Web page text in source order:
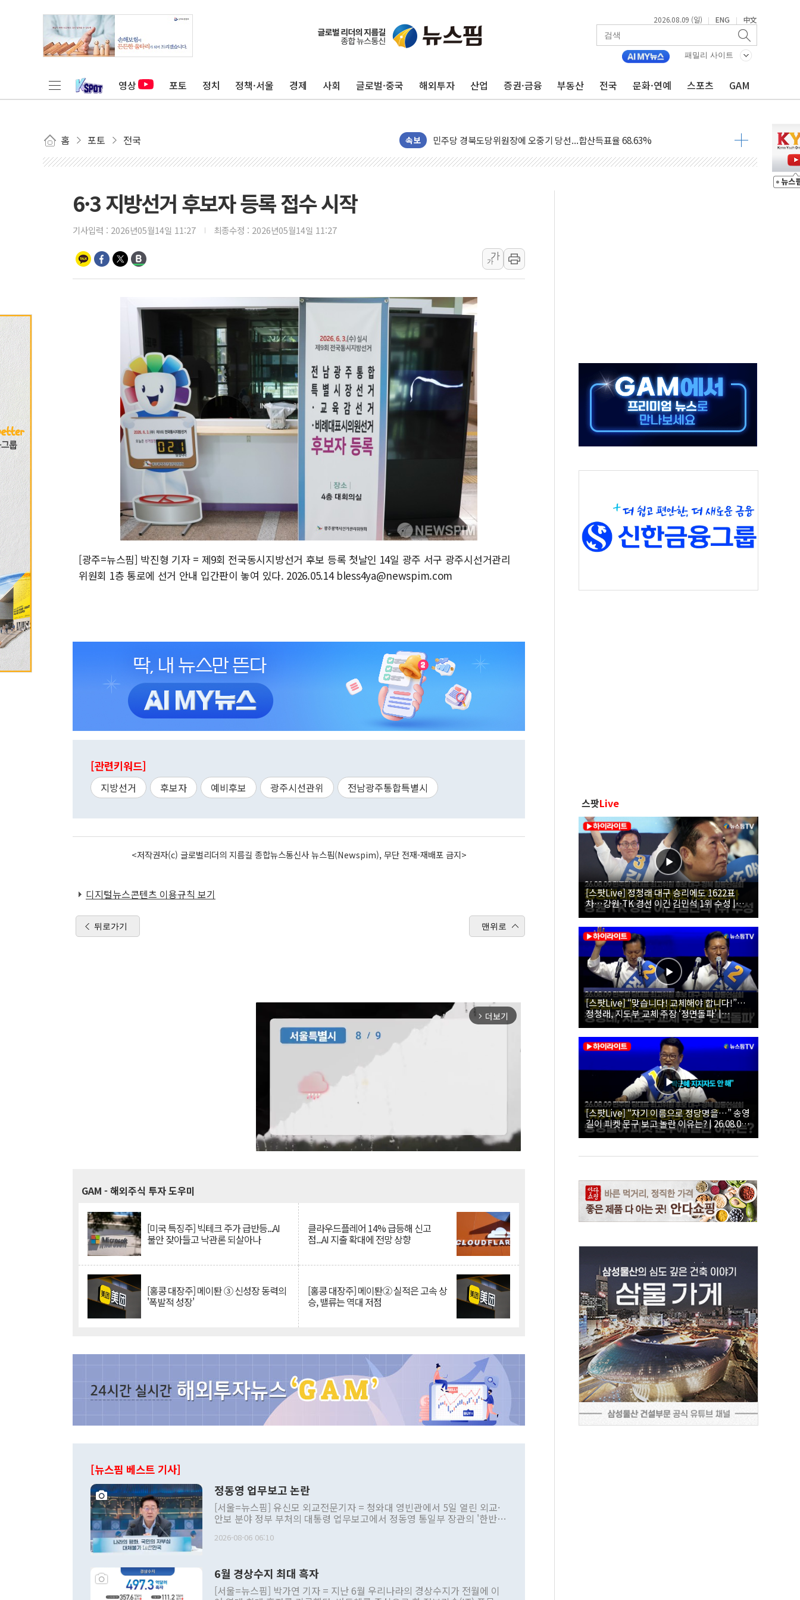
2026.08.09 (일) | ENG | 中文
패밀리 사이트
영상 포토 정치 정책·서울 경제 사회 글로벌·중국 해외투자 산업 증권·금융 부동산 전국 문화·연예 스포츠 GAM
홈 포토 전국 속보
125mm 폭우 쏟아진 울진...'두천~하당'·'올미골교' 차량 통행 선제 제한
평택 진위면 공장서 탱크 내부 작업 중 근로자 1명 숨져
상주 낙동강 선착장 하류서 50대 숨진 채 발견...경찰, 조사 중
[종합] 김민석, 정청래에 누적 1.48%p 차 선두 유지...金 46.01% vs 鄭 44.53%
인천서 말다툼 중 어머니 살해 10대 구속…범행 후 반려견도 죽여
김민석, 강원·대구·경북 경선서 정청래에 승리…金 48.54% vs 鄭 44.40%
[속보] 민주, 경북 경선 결과 발표...김민석 47.37% 정청래 45.71% 송영길 6.92%
정재헌 CEO, SKT 장기고객 400명 맞이…"마음 잇는 시간 되길"
최태원, 노소영에 9440억 지급 확정되나…재상고 앞두고 막판 셈법
하나금융, 명동 소상공인에 '행복상자' 전달
인천시 광복절 현수막 '태극기 거꾸로' 논란…이틀만에 철거
병무청, 보충역 전면 손질… 예술·체육요원 최대 33% 감축
홈플러스發 대형마트 판매, 역대 최대폭 감소한 9.4%↓…유통업계 양극화 심화
윤준병·이해민 의원, '정부 특사'로 콜롬비아 대통령 취임식 참석
'호우·산사태 주의보' 울진 시간당 30mm 강한 비...호우 피해 없어
6·3 지방선거 후보자 등록 접수 시작
기사입력 : 2026년05월14일 11:27 최종수정 : 2026년05월14일 11:27
가
가
[광주=뉴스핌] 박진형 기자 = 제9회 전국동시지방선거 후보 등록 첫날인 14일 광주 서구 광주시선거관리
위원회 1층 통로에 선거 안내 입간판이 놓여 있다. 2026.05.14 bless4ya@newspim.com
[관련키워드]
지방선거 후보자 예비후보 광주시선관위 전남광주통합특별시
<저작권자(c) 글로벌리더의 지름길 종합뉴스통신사 뉴스핌(Newspim), 무단 전재-재배포 금지>
디지털뉴스콘텐츠 이용규칙 보기
뒤로가기 맨위로
arrow_forward_ios 더보기
GAM - 해외주식 투자 도우미
[미국 특징주] 빅테크 주가 급반등...AI
불안 잦아들고 낙관론 되살아나
클라우드플레어 14% 급등해 신고
점...AI 지출 확대에 전망 상향
[홍콩 대장주] 메이퇀 ③ 신성장 동력의
'폭발적 성장'
[홍콩 대장주] 메이퇀② 실적은 고속 상
승, 밸류는 역대 저점
[뉴스핌 베스트 기사]
정동영 업무보고 논란
[서울=뉴스핌] 유신모 외교전문기자 = 청와대 영빈관에서 5일 열린 외교·
안보 분야 정부 부처의 대통령 업무보고에서 정동영 통일부 장관의 '한반도
발언 중에는 정부 내 조율을 거치지 않은 사안을 정책으로 추진하겠다고 공
주의적 희망에 근거한 비현실적 구상'이라는 비판을 내놨다. 그동안 정 장
관의 대북 정책 관련 발언이 물의를 빚은 적은 여러 번 있지만 대통령과 유
2026-08-06 06:10
6월 경상수지 최대 흑자
[서울=뉴스핌] 박가연 기자 = 지난 6월 우리나라의 경상수지가 전월에 이
스팟Live
[스팟Live] 정청래 대구 승리에도 1622표
차…강원·TK 경선 이긴 김민석 1위 수성 |
26.08.09 더불어민주당 당대표·최고위원 후
보 대구·경북 합동연설회
[스팟Live] “맞습니다! 교체해야 합니다!”…
정청래, 지도부 교체 주장 ‘정면돌파’ |
26.08.09 더불어민주당 당대표·최고위원 후
보 대구·경북 합동연설회
[스팟Live] “자기 이름으로 정당명을…” 송영
길이 피켓 문구 보고 놀란 이유는? | 26.08.09
더불어민주당 당대표·최고위원 후보 대구·경